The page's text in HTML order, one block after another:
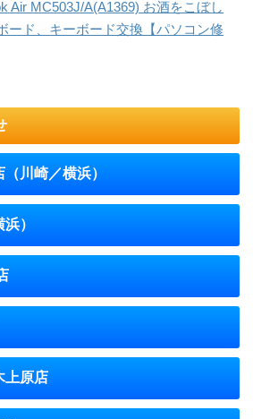
Air MC503J/A(A1369) お酒をこぼし
ド、キーボード交換【パソコン修
川崎／横浜）
）
上原店